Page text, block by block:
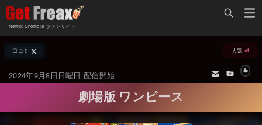
Netflix Unofficial ファンサイト
Netflix新着作品
オールジャンル
海外ドラマ・シリーズ
配信終了予定の作品
海外ドラマ・ラインナップ
口コミ 人気
2024年9月8日日曜日 配信開始
劇場版 ワンピース